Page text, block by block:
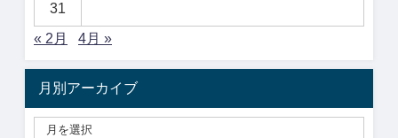
31
« 2月
4月 »
月別アーカイブ